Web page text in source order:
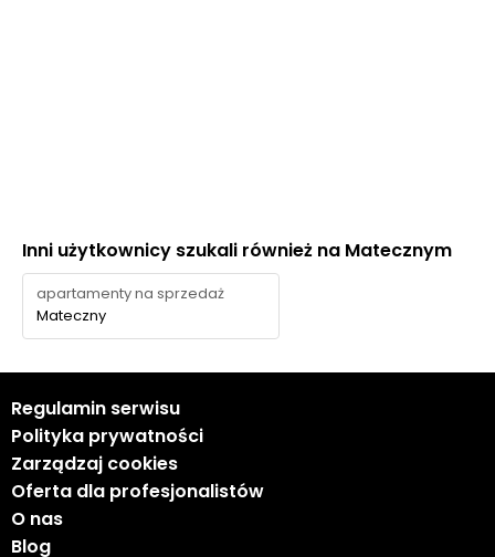
Inni użytkownicy szukali również na Matecznym
apartamenty na sprzedaż
Mateczny
Regulamin serwisu
Polityka prywatności
Zarządzaj cookies
Oferta dla profesjonalistów
O nas
Blog